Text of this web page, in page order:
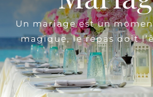
CONTACT
AVIS
Un mariage est un
magique, le repas doit